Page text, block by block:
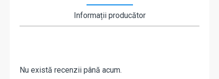
Informații producător
Nu există recenzii până acum.